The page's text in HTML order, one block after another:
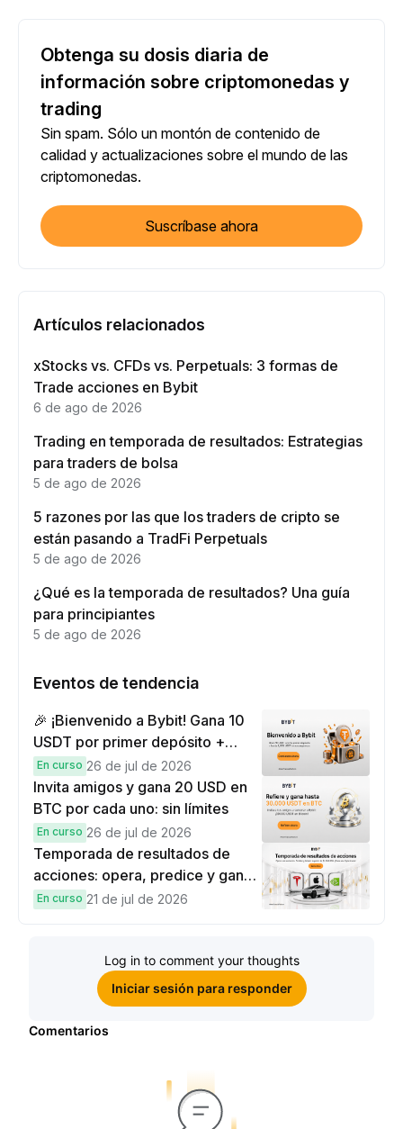
Obtenga su dosis diaria de
información sobre criptomonedas y
trading
Sin spam. Sólo un montón de contenido de
calidad y actualizaciones sobre el mundo de las
criptomonedas.
Suscríbase ahora
Artículos relacionados
xStocks vs. CFDs vs. Perpetuals: 3 formas de
Trade acciones en Bybit
6 de ago de 2026
Trading en temporada de resultados: Estrategias
para traders de bolsa
5 de ago de 2026
5 razones por las que los traders de cripto se
están pasando a TradFi Perpetuals
5 de ago de 2026
¿Qué es la temporada de resultados? Una guía
para principiantes
5 de ago de 2026
Eventos de tendencia
🎉 ¡Bienvenido a Bybit! Gana 10
USDT por primer depósito +
hasta 9,999 USDT en
recompensas
En curso 26 de jul de 2026
Invita amigos y gana 20 USD en
BTC por cada uno: sin límites
En curso 26 de jul de 2026
Temporada de resultados de
acciones: opera, predice y gana
una Cybertruck.
En curso 21 de jul de 2026
Log in to comment your thoughts
Iniciar sesión para responder
Comentarios